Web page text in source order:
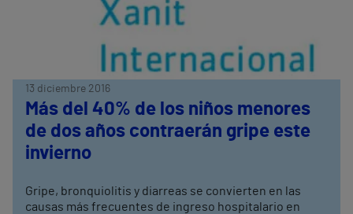
13 diciembre 2016
Más del 40% de los niños menores
de dos años contraerán gripe este
invierno
Gripe, bronquiolitis y diarreas se convierten en las
causas más frecuentes de ingreso hospitalario en